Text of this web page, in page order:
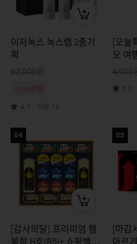
이자녹스 녹스랩 2종기
획
62,000원
+15%쿠폰
4.7 14
[오늘
오 여
이언)
4,900
5.0
04
[감사의달] 프리미엄 햄
05
[마감